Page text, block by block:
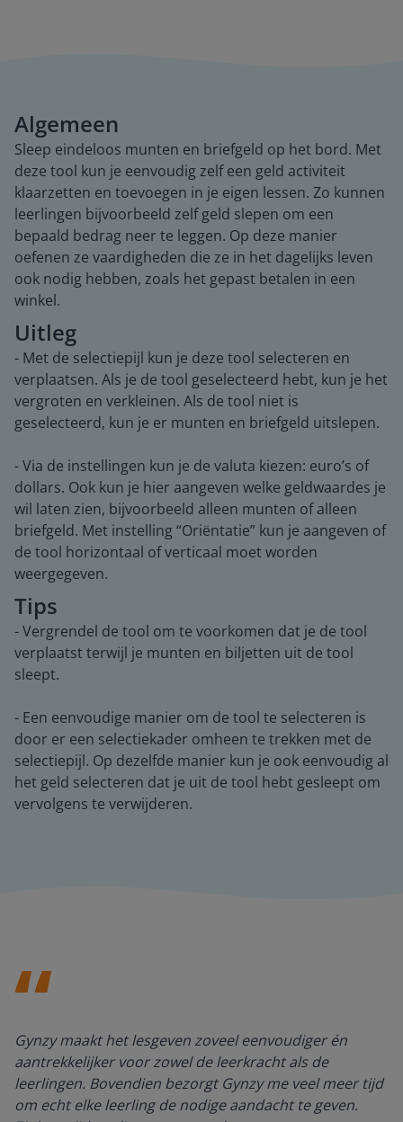
Algemeen
Sleep eindeloos munten en briefgeld op het bord. Met
deze tool kun je eenvoudig zelf een geld activiteit
klaarzetten en toevoegen in je eigen lessen. Zo kunnen
leerlingen bijvoorbeeld zelf geld slepen om een
bepaald bedrag neer te leggen. Op deze manier
oefenen ze vaardigheden die ze in het dagelijks leven
ook nodig hebben, zoals het gepast betalen in een
winkel.
Uitleg
- Met de selectiepijl kun je deze tool selecteren en
verplaatsen. Als je de tool geselecteerd hebt, kun je het
vergroten en verkleinen. Als de tool niet is
geselecteerd, kun je er munten en briefgeld uitslepen.
- Via de instellingen kun je de valuta kiezen: euro’s of
dollars. Ook kun je hier aangeven welke geldwaardes je
wil laten zien, bijvoorbeeld alleen munten of alleen
briefgeld. Met instelling “Oriëntatie” kun je aangeven of
de tool horizontaal of verticaal moet worden
weergegeven.
Tips
- Vergrendel de tool om te voorkomen dat je de tool
verplaatst terwijl je munten en biljetten uit de tool
sleept.
- Een eenvoudige manier om de tool te selecteren is
door er een selectiekader omheen te trekken met de
selectiepijl. Op dezelfde manier kun je ook eenvoudig al
het geld selecteren dat je uit de tool hebt gesleept om
vervolgens te verwijderen.
Gynzy maakt het lesgeven zoveel eenvoudiger én
aantrekkelijker voor zowel de leerkracht als de
leerlingen. Bovendien bezorgt Gynzy me veel meer tijd
om echt elke leerling de nodige aandacht te geven.